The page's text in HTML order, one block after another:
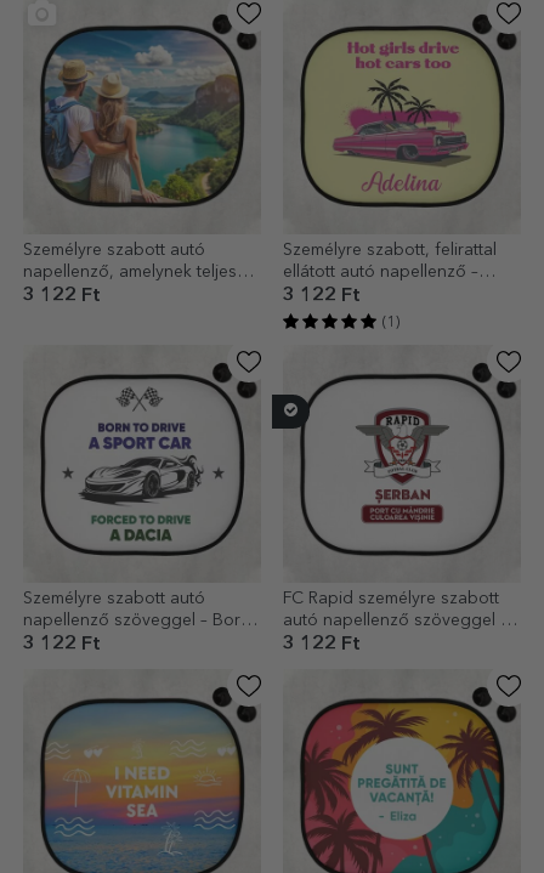
Személyre szabott autó
napellenző, amelynek teljes
felületét egy fotó borítja
3 122 Ft
Személyre szabott, felirattal
ellátott autó napellenző –
Rózsaszín
3 122 Ft
(1)
Személyre szabott autó
napellenző szöveggel – Born
to drive
3 122 Ft
FC Rapid személyre szabott
autó napellenző szöveggel -
Port bordó színben
3 122 Ft